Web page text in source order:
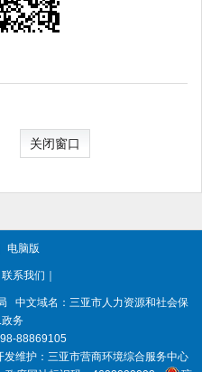
关闭窗口
电脑版
联系我们
中文域名：三亚市人力资源和社会保
务
88869105
发维护：三亚市营商环境综合服务中心